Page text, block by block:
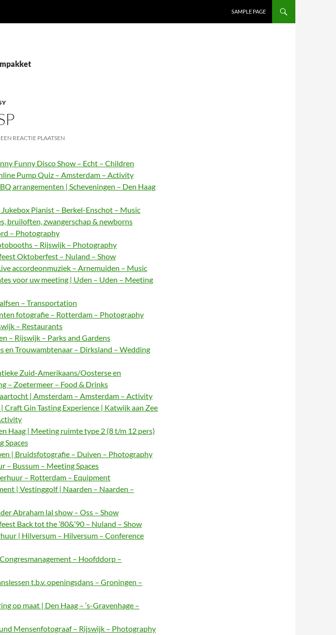
SAMPLE PAGE
EEN REACTIE PLAATSEN
Funny Disco Show – Echt – Children
Pump Quiz – Amsterdam – Activity
arrangementen | Scheveningen – Den Haag
Jukebox Pianist – Berkel-Enschot – Music
bruiloften, zwangerschap & newborns
– Photography
– Rijswijk – Photography
Oktoberfest – Nuland – Show
accordeonmuziek – Arnemuiden – Music
voor uw meeting | Uden – Uden – Meeting
– Transportation
fotografie – Rotterdam – Photography
– Restaurants
– Rijswijk – Parks and Gardens
en Trouwambtenaar – Dirksland – Wedding
Zuid-Amerikaans/Oosterse en
– Zoetermeer – Food & Drinks
| Amsterdam – Amsterdam – Activity
Gin Tasting Experience | Katwijk aan Zee
Haag | Meeting ruimte type 2 (8 t/m 12 pers)
Spaces
| Bruidsfotografie – Duiven – Photography
– Bussum – Meeting Spaces
– Rotterdam – Equipment
| Vestinggolf | Naarden – Naarden –
Abraham lal show – Oss – Show
Back tot the ’80&’90 – Nuland – Show
| Hilversum – Hilversum – Conference
– Hoofddorp –
t.b.v. openingsdans – Groningen –
op maat | Den Haag – ‘s-Gravenhage –
Mensenfotograaf – Rijswijk – Photography